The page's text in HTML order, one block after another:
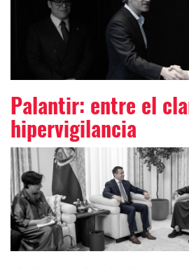
Palantir: entre el
hipervigilancia